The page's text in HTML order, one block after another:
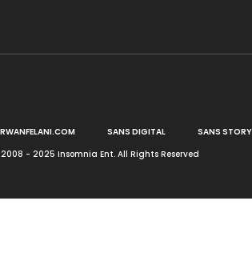
SANS DIGITAL
SANS STORY
- 2025 Insomnia Ent. All Rights Reserved